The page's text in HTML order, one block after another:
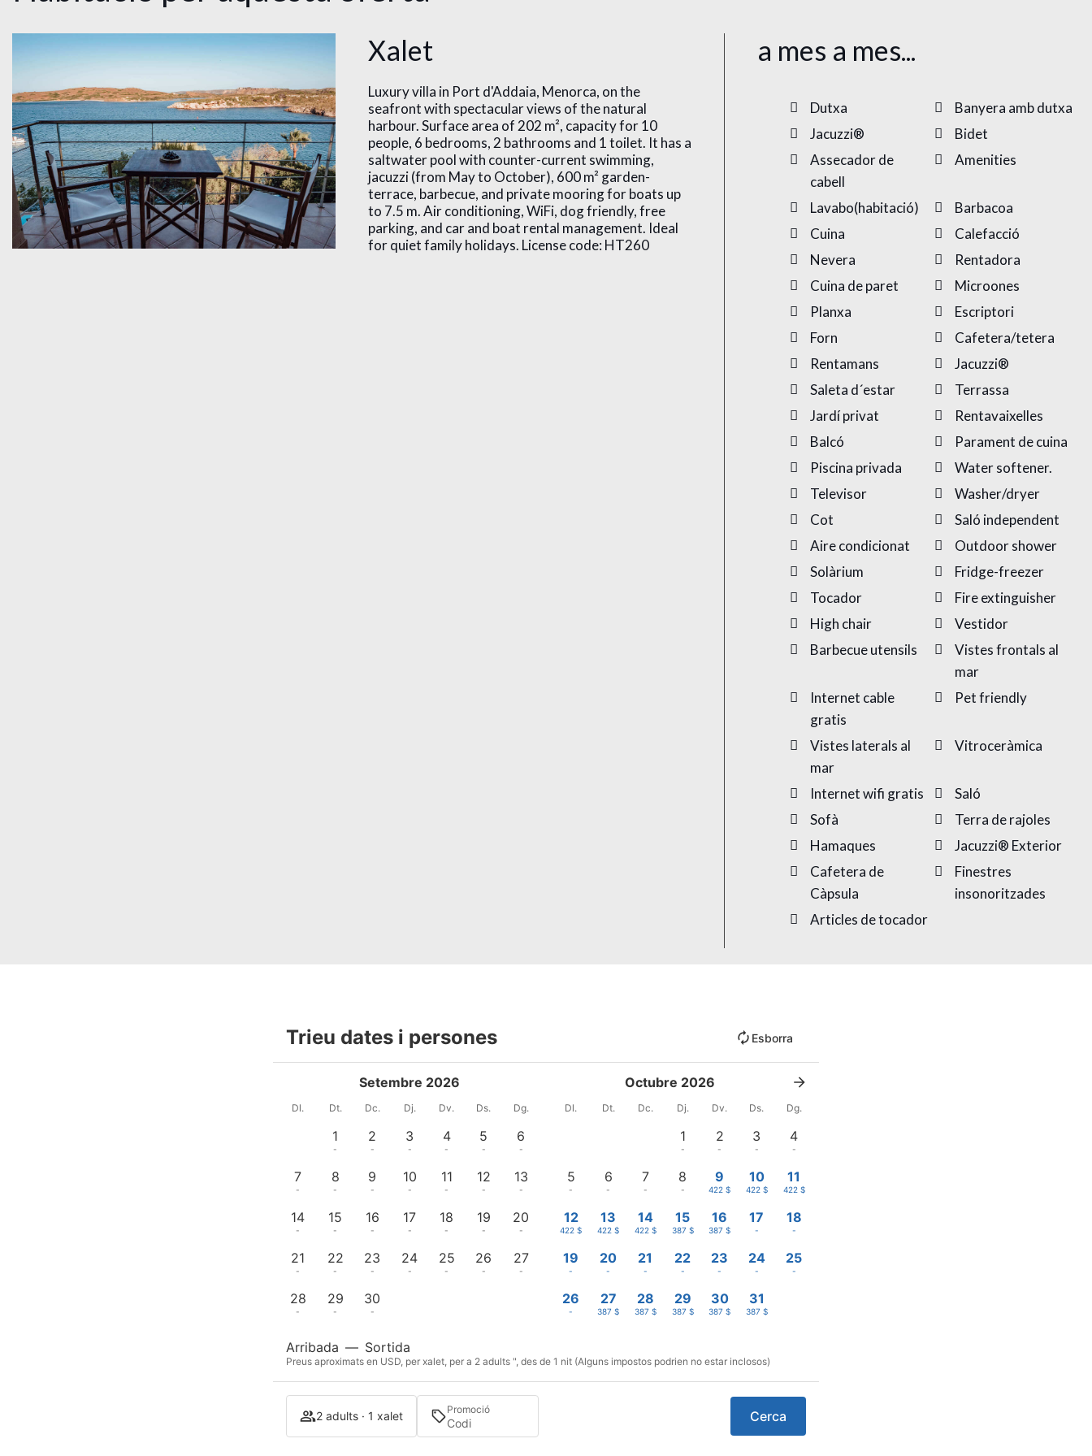
Xalet
Luxury villa in Port d'Addaia, Menorca, on the
seafront with spectacular views of the natural
harbour. Surface area of ​​202 m², capacity for 10
people, 6 bedrooms, 2 bathrooms and 1 toilet. It has a
saltwater pool with counter-current swimming,
jacuzzi (from May to October), 600 m² garden-
terrace, barbecue, and private mooring for boats up
to 7.5 m. Air conditioning, WiFi, dog friendly, free
parking, and car and boat rental management. Ideal
for quiet family holidays. License code: HT260
a mes a mes...
Dutxa
Banyera amb dutxa
Jacuzzi®
Bidet
Assecador de
cabell
Amenities
Lavabo(habitació)
Barbacoa
Cuina
Calefacció
Nevera
Rentadora
Cuina de paret
Microones
Planxa
Escriptori
Forn
Cafetera/tetera
Rentamans
Jacuzzi®
Saleta d´estar
Terrassa
Jardí privat
Rentavaixelles
Balcó
Parament de cuina
Piscina privada
Water softener.
Televisor
Washer/dryer
Cot
Saló independent
Aire condicionat
Outdoor shower
Solàrium
Fridge-freezer
Tocador
Fire extinguisher
High chair
Vestidor
Barbecue utensils
Vistes frontals al
mar
Internet cable
gratis
Pet friendly
Vistes laterals al
mar
Vitroceràmica
Internet wifi gratis
Saló
Sofà
Terra de rajoles
Hamaques
Jacuzzi® Exterior
Cafetera de
Càpsula
Finestres
insonoritzades
Articles de tocador
Trieu dates i persones Esborra
Setembre 2026
Dl. Dt. Dc. Dj. Dv. Ds. Dg.
1
-
2
-
3
-
4
-
5
-
6
-
7
-
8
-
9
-
10
-
11
-
12
-
13
-
14
-
15
-
16
-
17
-
18
-
19
-
20
-
21
-
22
-
23
-
24
-
25
-
26
-
27
-
28
-
29
-
30
-
Octubre 2026
Dl. Dt. Dc. Dj. Dv. Ds. Dg.
1
-
2
-
3
-
4
-
5
-
6
-
7
-
8
-
9
422 $
10
422 $
11
422 $
12
422 $
13
422 $
14
422 $
15
387 $
16
387 $
17
-
18
-
19
-
20
-
21
-
22
-
23
-
24
-
25
-
26
-
27
387 $
28
387 $
29
387 $
30
387 $
31
387 $
Arribada — Sortida
Preus aproximats en USD, per xalet, per a 2 adults ", des de 1 nit (Alguns impostos podrien no estar inclosos)
2 adults · 1 xalet Promoció Cerca